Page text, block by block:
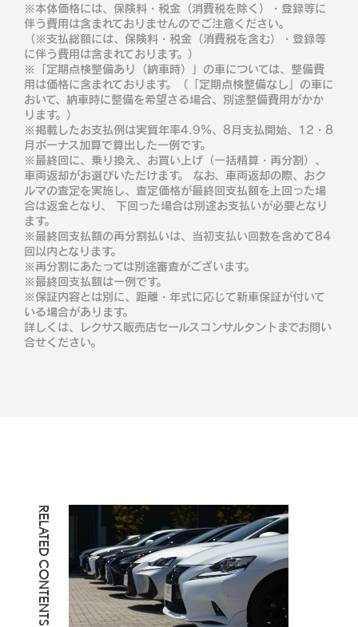
※本体価格には、保険料・税金（消費税を除く）・登録等に
伴う費用は含まれておりませんのでご注意ください。
（※支払総額には、保険料・税金（消費税を含む）・登録等
に伴う費用は含まれております。）
※「定期点検整備あり（納車時）」の車については、整備費
用は価格に含まれております。（「定期点検整備なし」の車に
おいて、納車時に整備を希望さる場合、別途整備費用がかか
ります。）
※掲載したお支払例は実質年率4.9％、8月支払開始、12・8
月ボーナス加算で算出した一例です。
※最終回に、乗り換え、お買い上げ（一括精算・再分割）、
車両返却がお選びいただけます。 なお、車両返却の際、おク
ルマの査定を実施し、査定価格が最終回支払額を上回った場
合は返金となり、 下回った場合は別途お支払いが必要となり
ます。
※最終回支払額の再分割払いは、当初支払い回数を含めて84
回以内となります。
※再分割にあたっては別途審査がございます。
※最終回支払額は一例です。
※保証内容とは別に、距離・年式に応じて新車保証が付いて
いる場合があります。
詳しくは、レクサス販売店セールスコンサルタントまでお問い
合せください。
RELATED CONTENTS